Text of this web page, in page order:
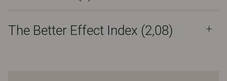
The Better Effect Index (2,08)